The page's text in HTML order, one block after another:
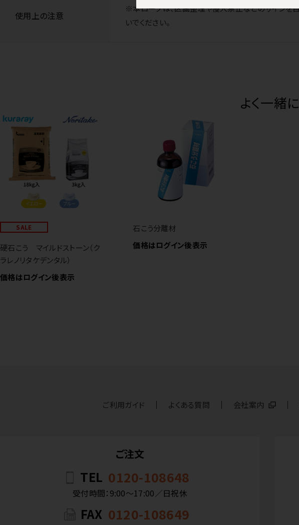
使用上の注意
※本ロープは、区画整理や侵入禁止などのサインを
いでください。
よく一緒
SALE
硬石こう マイルドストーン（ク
ラレノリタケデンタル）
価格はログイン後表示
石こう分離材
価格はログイン後表示
ご利用ガイド よくある質問 会社案内
ご注文
TEL 0120-108648
受付時間：9:00〜17:00／日祝休
FAX 0120-108649